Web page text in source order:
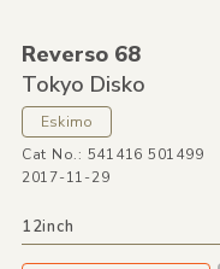
Reverso 68
Tokyo Disko
Eskimo
Cat No.: 541416 501499
2017-11-29
12inch